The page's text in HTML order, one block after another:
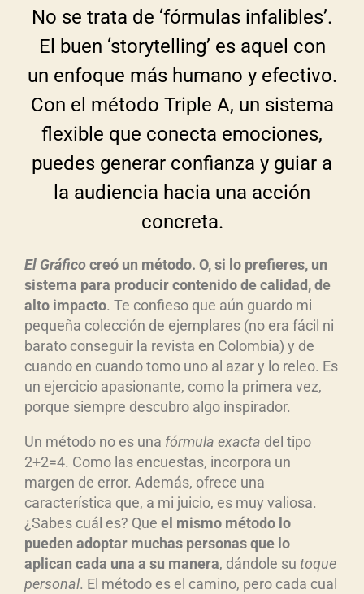
No se trata de ‘fórmulas infalibles’.
El buen ‘storytelling’ es aquel con
un enfoque más humano y efectivo.
Con el método Triple A, un sistema
flexible que conecta emociones,
puedes generar confianza y guiar a
la audiencia hacia una acción
concreta.
El Gráficocreó un método. O, si lo prefieres, un
sistema para producir contenido de calidad, de
alto impacto. Te confieso que aún guardo mi
pequeña colección de ejemplares (no era fácil ni
barato conseguir la revista en Colombia) y de
cuando en cuando tomo uno al azar y lo releo. Es
un ejercicio apasionante, como la primera vez,
porque siempre descubro algo inspirador.
Un método no es una fórmula exacta del tipo
2+2=4. Como las encuestas, incorpora un
margen de error. Además, ofrece una
característica que, a mi juicio, es muy valiosa.
¿Sabes cuál es? Que el mismo método lo
pueden adoptar muchas personas que lo
aplican cada una a su manera, dándole su toque
personal. El método es el camino, pero cada cual